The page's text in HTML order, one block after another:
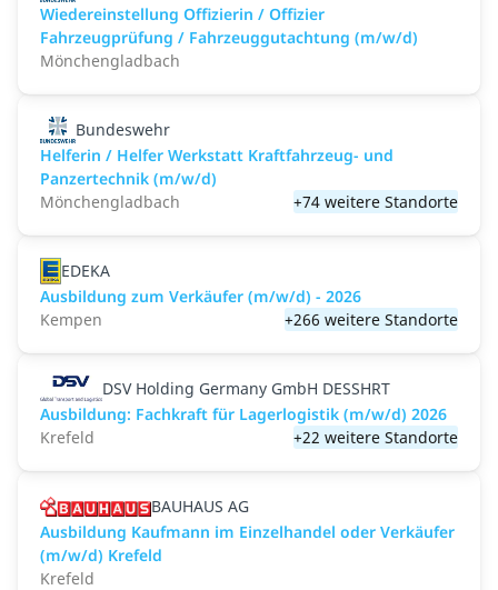
Wiedereinstellung Offizierin / Offizier
Fahrzeugprüfung / Fahrzeuggutachtung (m/w/d)
Mönchengladbach
Bundeswehr
Helferin / Helfer Werkstatt Kraftfahrzeug- und
Panzertechnik (m/w/d)
Mönchengladbach
+74 weitere Standorte
EDEKA
Ausbildung zum Verkäufer (m/w/d) - 2026
Kempen
+266 weitere Standorte
DSV Holding Germany GmbH DESSHRT
Ausbildung: Fachkraft für Lagerlogistik (m/w/d) 2026
Krefeld
+22 weitere Standorte
BAUHAUS AG
Ausbildung Kaufmann im Einzelhandel oder Verkäufer
(m/w/d) Krefeld
Krefeld